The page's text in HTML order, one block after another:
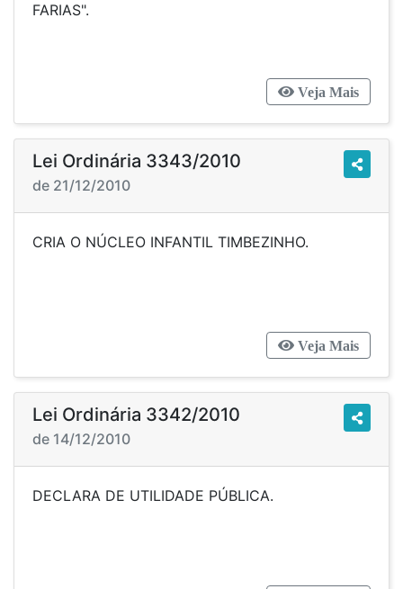
FARIAS".
Veja Mais
Lei Ordinária 3343/2010
de 21/12/2010
CRIA O NÚCLEO INFANTIL TIMBEZINHO.
Veja Mais
Lei Ordinária 3342/2010
de 14/12/2010
DECLARA DE UTILIDADE PÚBLICA.